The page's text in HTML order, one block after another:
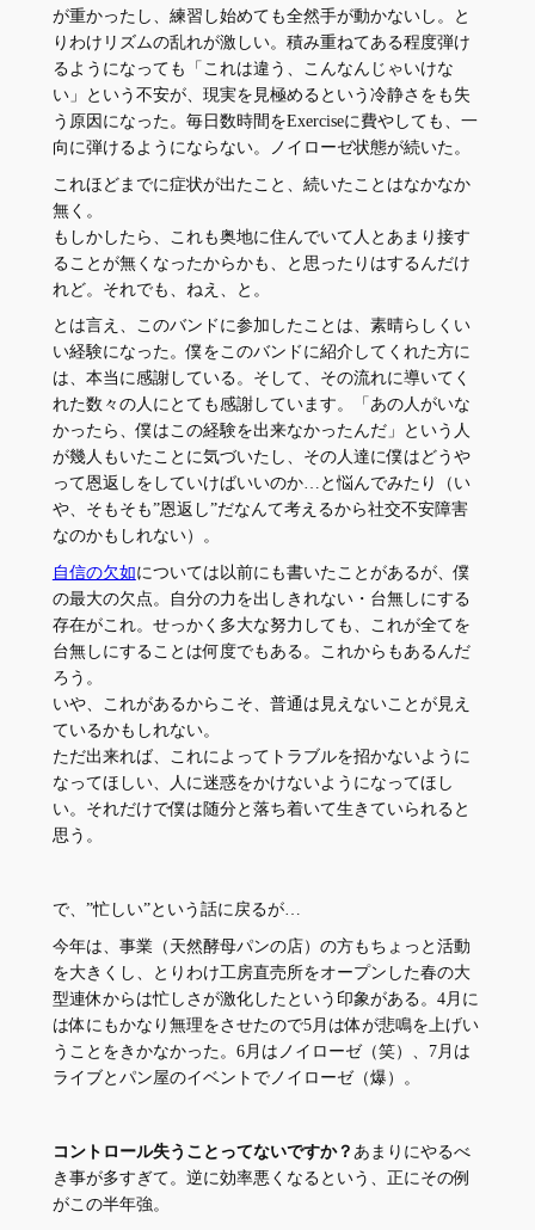
が重かったし、練習し始めても全然手が動かないし。と
りわけリズムの乱れが激しい。積み重ねてある程度弾け
るようになっても「これは違う、こんなんじゃいけな
い」という不安が、現実を見極めるという冷静さをも失
う原因になった。毎日数時間をExerciseに費やしても、一
向に弾けるようにならない。ノイローゼ状態が続いた。
これほどまでに症状が出たこと、続いたことはなかなか
無く。
もしかしたら、これも奥地に住んでいて人とあまり接す
ることが無くなったからかも、と思ったりはするんだけ
れど。それでも、ねえ、と。
とは言え、このバンドに参加したことは、素晴らしくい
い経験になった。僕をこのバンドに紹介してくれた方に
は、本当に感謝している。そして、その流れに導いてく
れた数々の人にとても感謝しています。「あの人がいな
かったら、僕はこの経験を出来なかったんだ」という人
が幾人もいたことに気づいたし、その人達に僕はどうや
って恩返しをしていけばいいのか…と悩んでみたり（い
や、そもそも”恩返し”だなんて考えるから社交不安障害
なのかもしれない）。
自信の欠如については以前にも書いたことがあるが、僕
の最大の欠点。自分の力を出しきれない・台無しにする
存在がこれ。せっかく多大な努力しても、これが全てを
台無しにすることは何度でもある。これからもあるんだ
ろう。
いや、これがあるからこそ、普通は見えないことが見え
ているかもしれない。
ただ出来れば、これによってトラブルを招かないように
なってほしい、人に迷惑をかけないようになってほし
い。それだけで僕は随分と落ち着いて生きていられると
思う。
で、”忙しい”という話に戻るが…
今年は、事業（天然酵母パンの店）の方もちょっと活動
を大きくし、とりわけ工房直売所をオープンした春の大
型連休からは忙しさが激化したという印象がある。4月に
は体にもかなり無理をさせたので5月は体が悲鳴を上げい
うことをきかなかった。6月はノイローゼ（笑）、7月は
ライブとパン屋のイベントでノイローゼ（爆）。
コントロール失うことってないですか？あまりにやるべ
き事が多すぎて。逆に効率悪くなるという、正にその例
がこの半年強。